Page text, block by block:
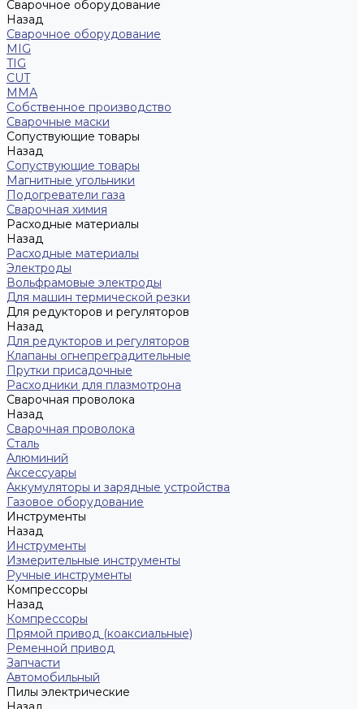
Сварочное оборудование
Назад
Сварочное оборудование
MIG
TIG
CUT
ММА
Собственное производство
Сварочные маски
Сопуствующие товары
Назад
Сопуствующие товары
Магнитные угольники
Подогреватели газа
Сварочная химия
Расходные материалы
Назад
Расходные материалы
Электроды
Вольфрамовые электроды
Для машин термической резки
Для редукторов и регуляторов
Назад
Для редукторов и регуляторов
Клапаны огнепреградительные
Прутки присадочные
Расходники для плазмотрона
Сварочная проволока
Назад
Сварочная проволока
Сталь
Алюминий
Аксессуары
Аккумуляторы и зарядные устройства
Газовое оборудование
Инструменты
Назад
Инструменты
Измерительные инструменты
Ручные инструменты
Компрессоры
Назад
Компрессоры
Прямой привод (коаксиальные)
Ременной привод
Запчасти
Автомобильный
Пилы электрические